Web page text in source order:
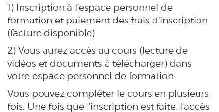
1) Inscription à l'espace personnel de
formation et paiement des frais d'inscription
(facture disponible)
2) Vous aurez accès au cours (lecture de
vidéos et documents à télécharger) dans
votre espace personnel de formation.
Vous pouvez compléter le cours en plusieurs
fois. Une fois que l'inscription est faite, l'accès